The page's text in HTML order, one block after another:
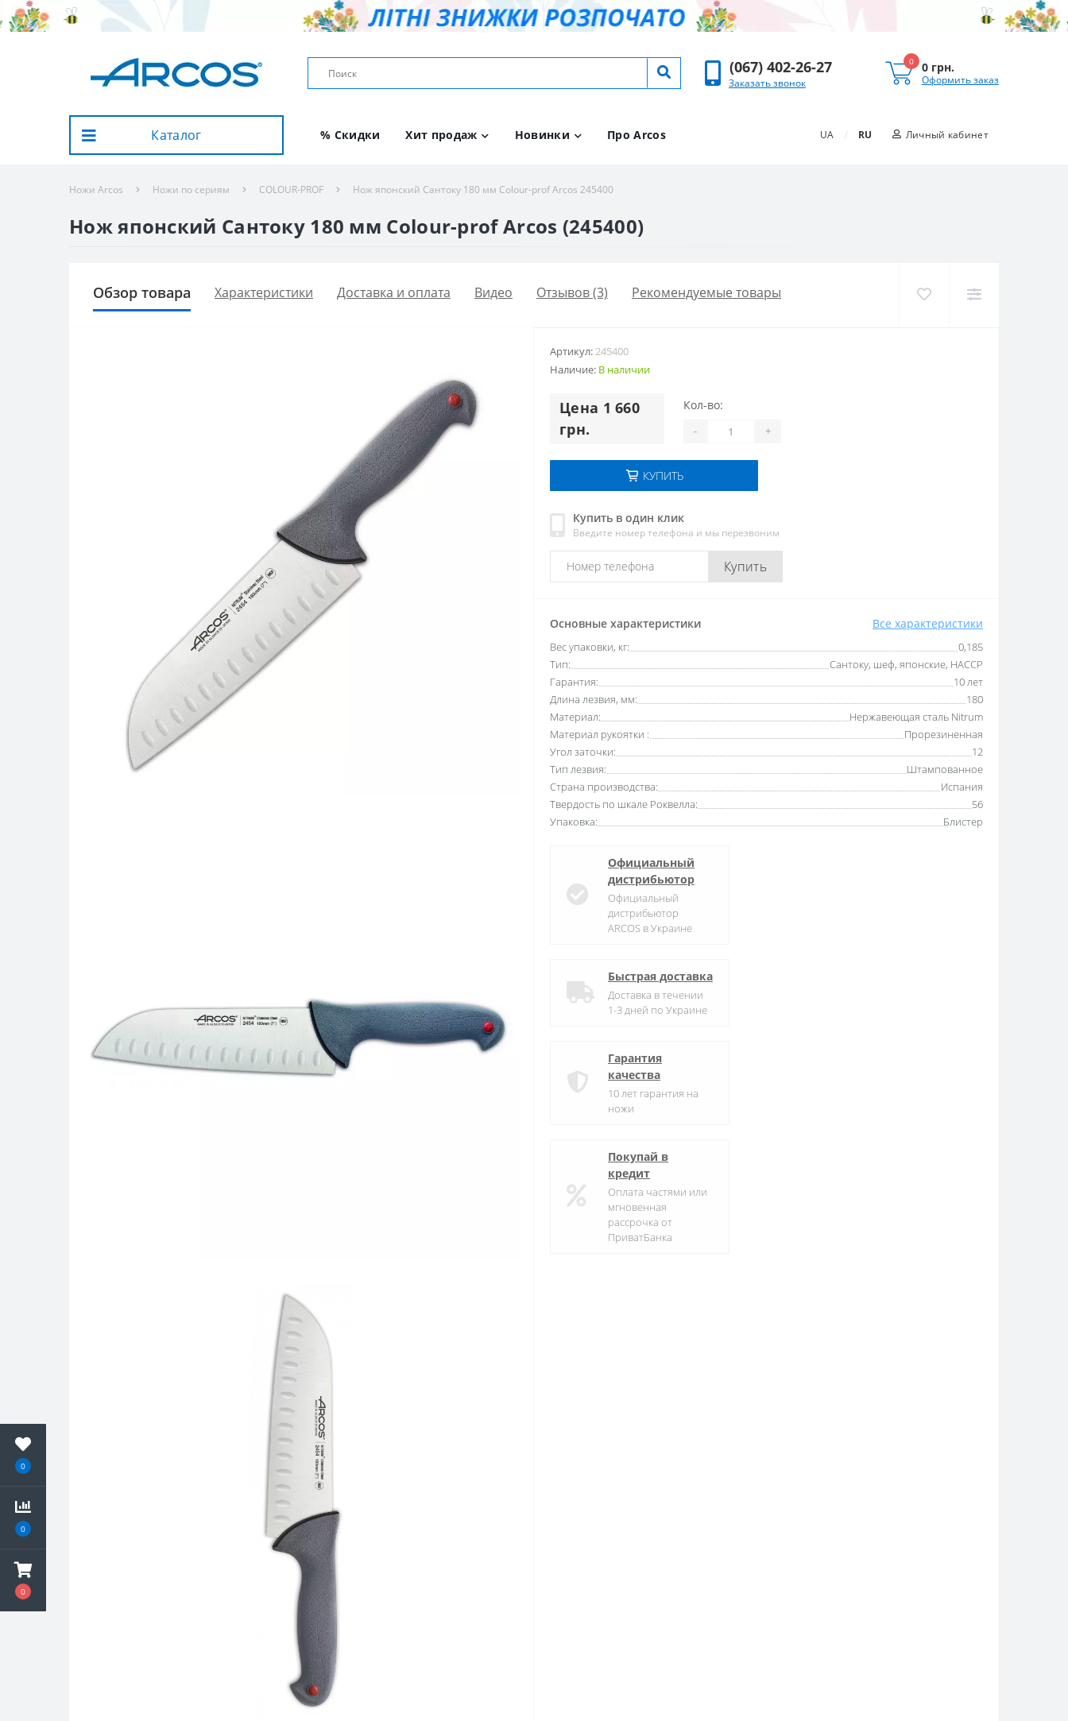
0
0
0
(067) 402-26-27
Заказать звонок
0 0 грн.
Оформить заказ
Каталог % Скидки Хит продаж Новинки Про Arcos UA / RU Личный кабинет
Ножи Arcos Ножи по сериям COLOUR-PROF Нож японский Сантоку 180 мм Сolour-prof Arcos 245400
Нож японский Сантоку 180 мм Сolour-prof Arcos (245400)
Обзор товара Характеристики Доставка и оплата Видео Отзывов (3) Рекомендуемые товары
Артикул:245400
Наличие: В наличии
Цена 1 660
грн.
Кол-во:
- +
КУПИТЬ
Купить в один клик
Введите номер телефона и мы перезвоним
Купить
Основные характеристики Все характеристики
Вес упаковки, кг:
0,185
Тип:
Сантоку, шеф, японские, HACCP
Гарантия:
10 лет
Длина лезвия, мм:
180
Материал:
Нержавеющая сталь Nitrum
Материал рукоятки :
Прорезиненная
Угол заточки:
12
Тип лезвия:
Штампованное
Страна производства:
Испания
Твердость по шкале Роквелла:
56
Упаковка:
Блистер
Официальный
дистрибьютор
Официальный
дистрибьютор
ARCOS в Украине
Быстрая доставка
Доставка в течении
1-3 дней по Украине
Гарантия
качества
10 лет гарантия на
ножи
Покупай в
кредит
Оплата частями или
мгновенная
рассрочка от
ПриватБанка